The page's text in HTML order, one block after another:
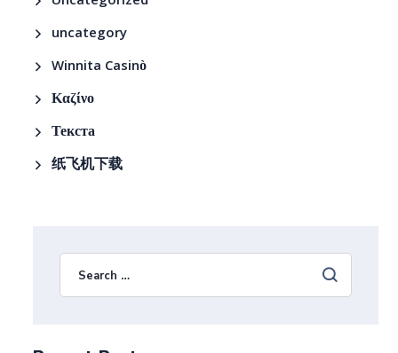
uncategory
Winnita Casinò
Καζίνο
Текста
纸飞机下载